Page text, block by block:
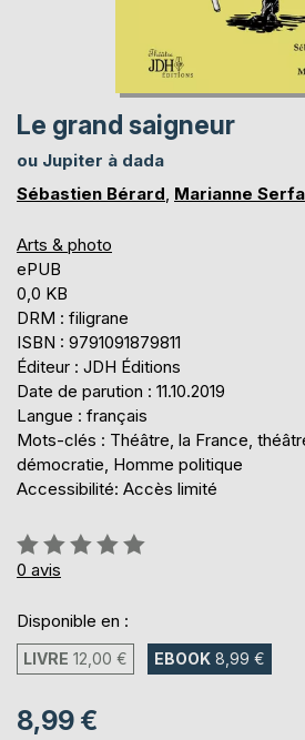
Le grand saigneur
ou Jupiter à dada
Sébastien Bérard, Marianne Serfa
Arts & photo
ePUB
0,0 KB
DRM : filigrane
ISBN : 9791091879811
Éditeur : JDH Éditions
Date de parution : 11.10.2019
Langue : français
Mots-clés : Théâtre, la France,
démocratie, Homme politique
Accessibilité: Accès limité
Évaluation:
0%
0 avis
Disponible en :
LIVRE 12,00 € EBOOK 8,99 €
8,99 €